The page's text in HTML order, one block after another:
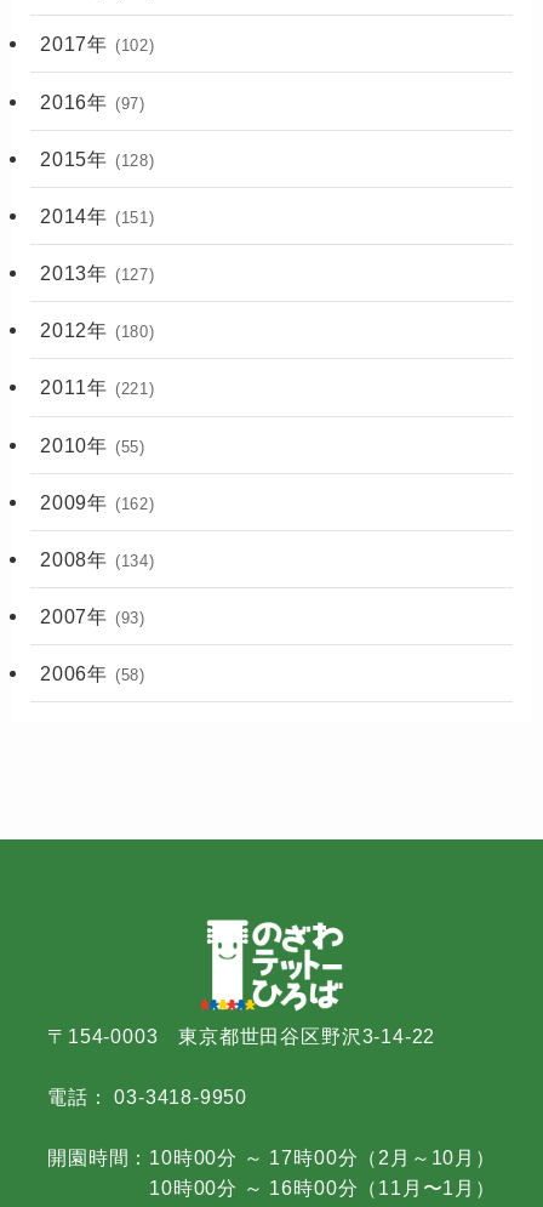
2017年 (102)
2016年 (97)
2015年 (128)
2014年 (151)
2013年 (127)
2012年 (180)
2011年 (221)
2010年 (55)
2009年 (162)
2008年 (134)
2007年 (93)
2006年 (58)
〒154-0003 東京都世田谷区野沢3-14-22
電話： 03-3418-9950
開園時間：10時00分 ～ 17時00分（2月～10月）
10時00分 ～ 16時00分（11月〜1月）